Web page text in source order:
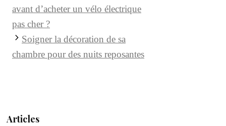
avant d’acheter un vélo électrique
pas cher ?
Soigner la décoration de sa
chambre pour des nuits reposantes
Articles